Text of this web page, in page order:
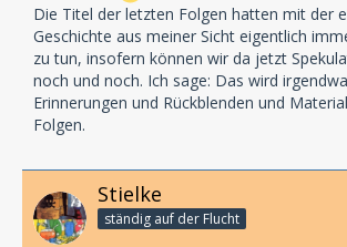
Die Titel der letzten Folgen hatten mit der
Geschichte aus meiner Sicht eigentlich
zu tun, insofern können wir da jetzt
noch und noch. Ich sage: Das wird
Erinnerungen und Rückblenden und
Folgen.
Stielke
ständig auf der Flucht